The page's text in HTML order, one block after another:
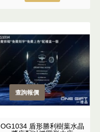
OG1034 盾形勝利樹葉水晶
查詢報價